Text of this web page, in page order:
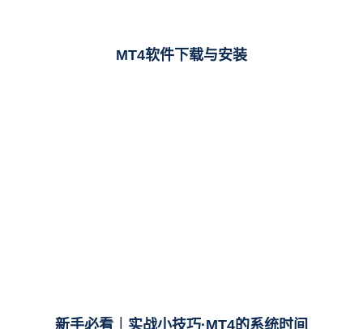
MT4软件下载与安装
新手必看｜实战小技巧·MT4的系统时间